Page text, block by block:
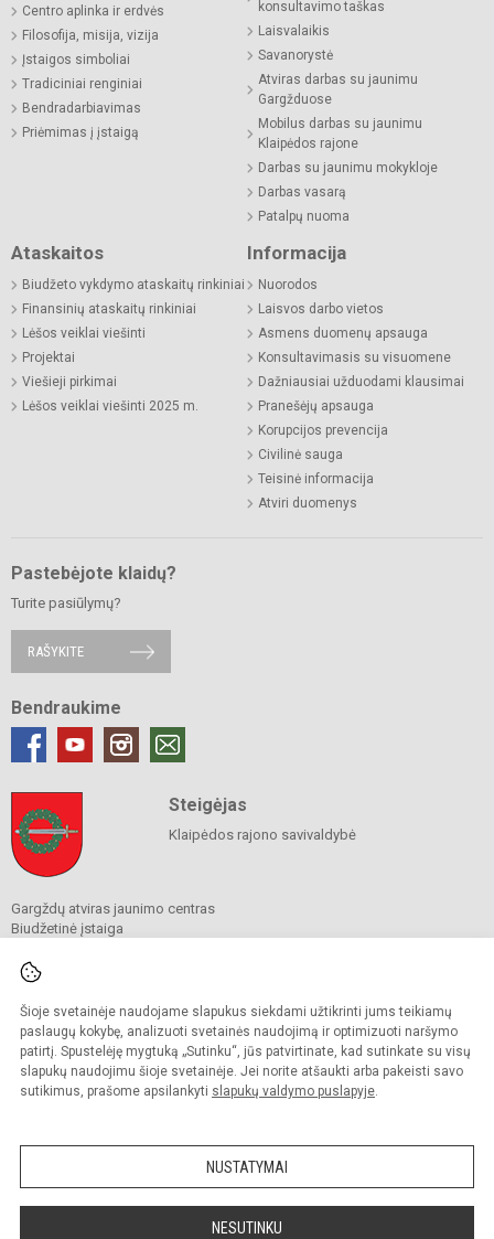
Šioje svetainėje naudojame slapukus siekdami užtikrinti jums teikiamų
paslaugų kokybę, analizuoti svetainės naudojimą ir optimizuoti naršymo
patirtį. Spustelėję mygtuką „Sutinku“, jūs patvirtinate, kad sutinkate su visų
slapukų naudojimu šioje svetainėje. Jei norite atšaukti arba pakeisti savo
sutikimus, prašome apsilankyti slapukų valdymo puslapyje.
NUSTATYMAI
NESUTINKU
Centro aplinka ir erdvės
Filosofija, misija, vizija
Įstaigos simboliai
Tradiciniai renginiai
Bendradarbiavimas
Priėmimas į įstaigą
konsultavimo taškas
Laisvalaikis
Savanorystė
Atviras darbas su jaunimu
Gargžduose
Mobilus darbas su jaunimu
Klaipėdos rajone
Darbas su jaunimu mokykloje
Darbas vasarą
Patalpų nuoma
Ataskaitos
Biudžeto vykdymo ataskaitų rinkiniai
Finansinių ataskaitų rinkiniai
Lėšos veiklai viešinti
Projektai
Viešieji pirkimai
Lėšos veiklai viešinti 2025 m.
Informacija
Nuorodos
Laisvos darbo vietos
Asmens duomenų apsauga
Konsultavimasis su visuomene
Dažniausiai užduodami klausimai
Pranešėjų apsauga
Korupcijos prevencija
Civilinė sauga
Teisinė informacija
Atviri duomenys
Pastebėjote klaidų?
Turite pasiūlymų?
RAŠYKITE
Bendraukime
Steigėjas
Klaipėdos rajono savivaldybė
Gargždų atviras jaunimo centras
Biudžetinė įstaiga
Tel.+370 673 43947
El. p. administracija@gajc.lt
Duomenys kaupiami ir saugomi
Juridinių asmenų registre
Įmonės kodas 304173180
Kopijuoti turinį be raštiško įstaigos administracijos sutikimo griežtai draudžiama.
Prieinamumo paraiška Slapukų valdymas
Sumanus būdas atnaujinti